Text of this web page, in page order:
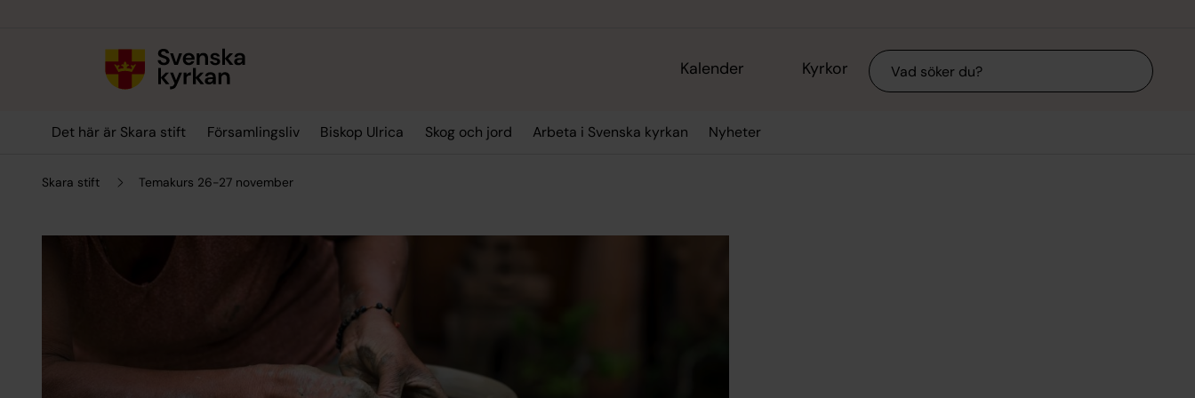
Kalender Kyrkor Sök
Det här är Skara stift Församlingsliv Biskop Ulrica Skog och jord Arbeta i Svenska kyrkan Nyheter
Skara stift Temakurs 26-27 november